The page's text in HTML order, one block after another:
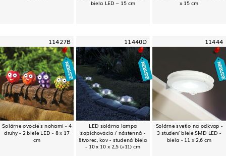
biela LED – 15 cm x 15 cm
11427B
Solárne ovocie s nohami - 4
druhy - 2 biele LED - 8 x 17
cm
11440D
LED solárna lampa
zapichovacia / nástenná -
štvorec, kov - studená biela
- 10 x 10 x 2,5 (+11) cm
11444
Solárne svetlo na odkvap -
3 studení biele SMD LED -
biela - 11 x 2,6 cm